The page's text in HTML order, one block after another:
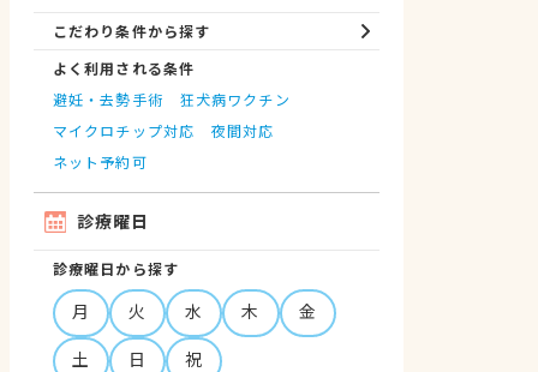
こだわり条件から探す
よく利用される条件
避妊・去勢手術
狂犬病ワクチン
マイクロチップ対応
夜間対応
ネット予約可
診療曜日
診療曜日から探す
月 火 水 木
金
土
日 祝